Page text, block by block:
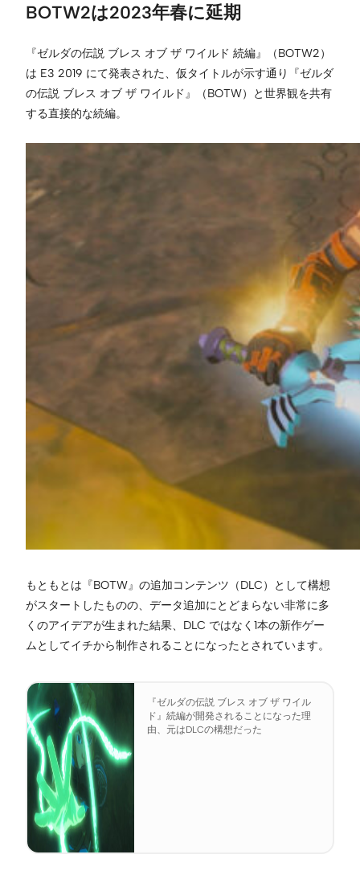
BOTW2は2023年春に延期
『ゼルダの伝説 ブレス オブ ザ ワイルド 続編』（BOTW2）
は E3 2019 にて発表された、仮タイトルが示す通り『ゼルダ
の伝説 ブレス オブ ザ ワイルド』（BOTW）と世界観を共有
する直接的な続編。
もともとは『BOTW』の追加コンテンツ（DLC）として構想
がスタートしたものの、データ追加にとどまらない非常に多
くのアイデアが生まれた結果、DLC ではなく1本の新作ゲー
ムとしてイチから制作されることになったとされています。
『ゼルダの伝説 ブレス オブ ザ ワイル
ド』続編が開発されることになった理
由、元はDLCの構想だった